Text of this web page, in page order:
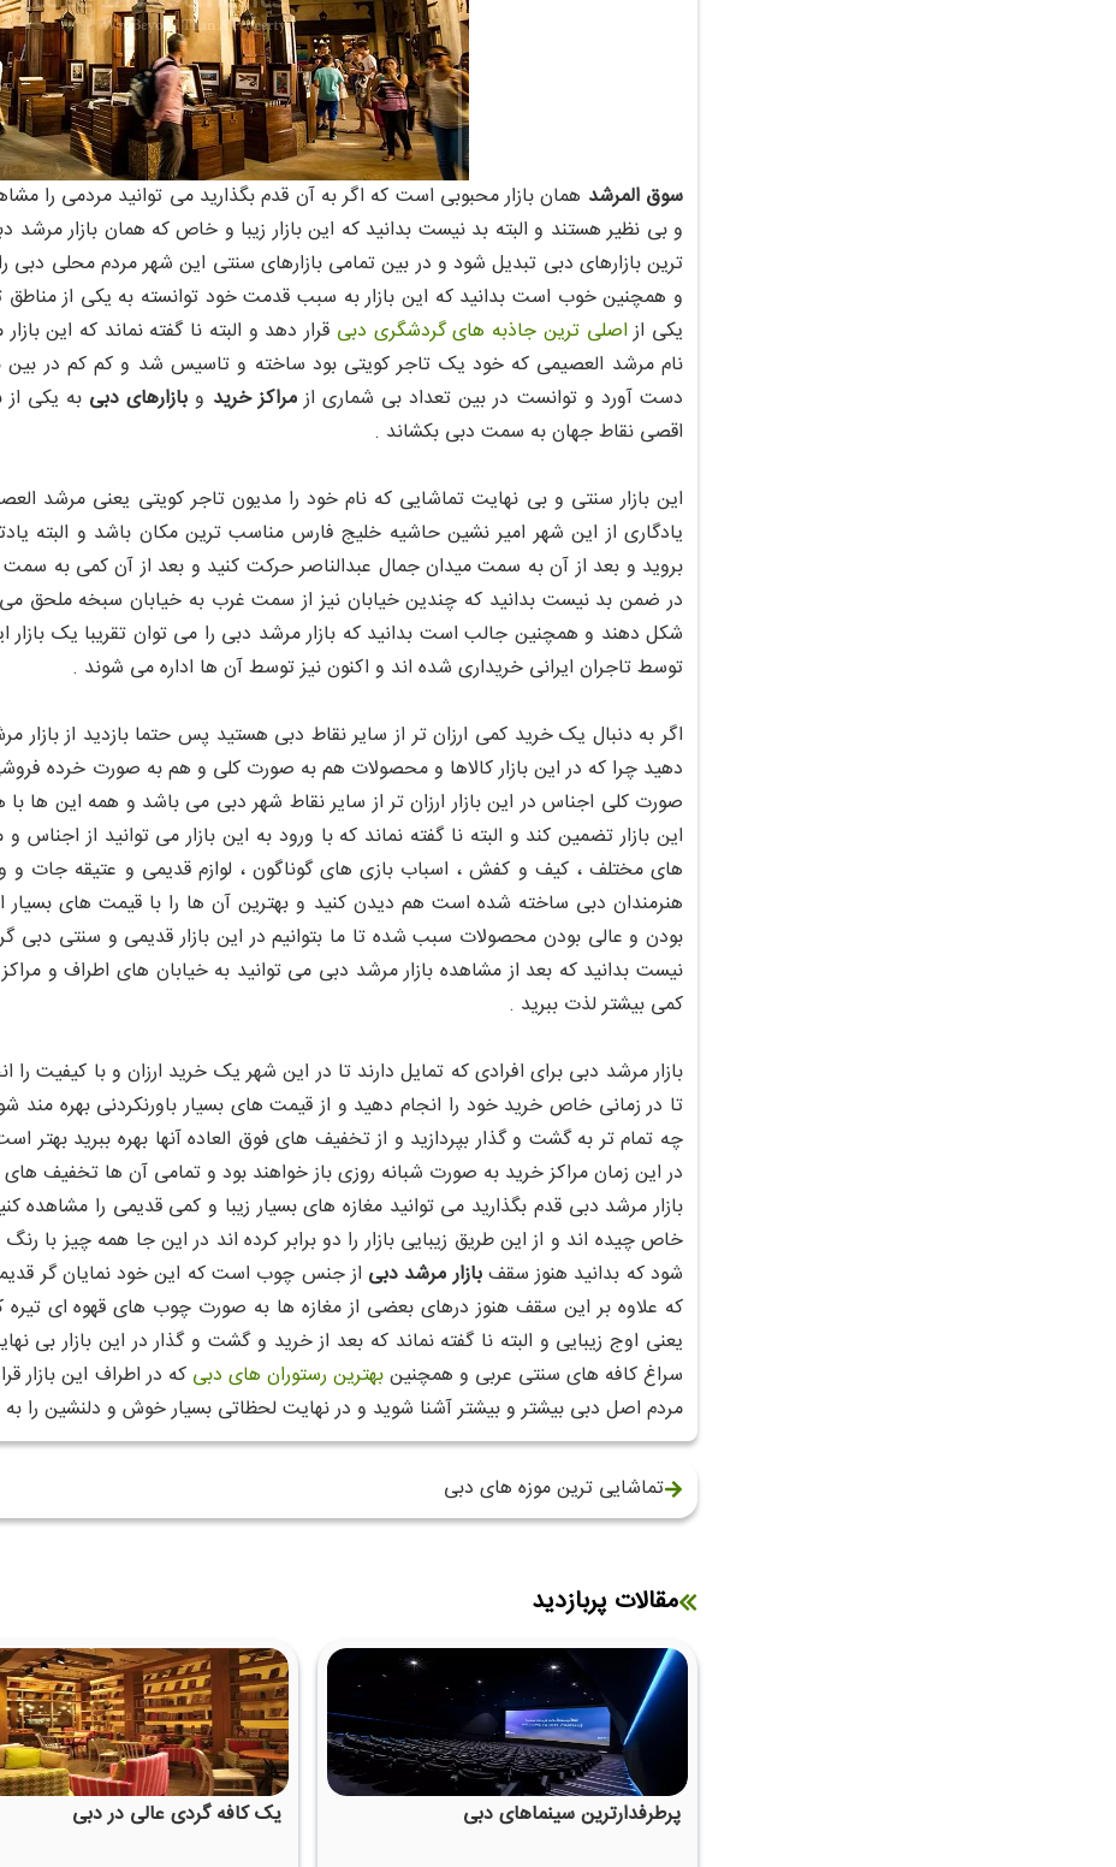
سوق المرشد همان بازار محبوبی است که اگر به آن قدم بگذارید می توانید مردمی را
و بی نظیر هستند و البته بد نیست بدانید که این بازار زیبا و خاص که همان بازار
ترین بازارهای دبی تبدیل شود و در بین تمامی بازارهای سنتی این شهر مردم محلی
و همچنین خوب است بدانید که این بازار به سبب قدمت خود توانسته به یکی از
یکی ازاصلی ترین جاذبه های گردشگری دبی قرار دهد و البته نا گفته نماند که این
نام مرشد العصیمی که خود یک تاجر کویتی بود ساخته و تاسیس شد و کم کم در بین
دست آورد و توانست در بین تعداد بی شماری ازمراکز خرید و بازارهای دبی به یکی از
اقصی نقاط جهان به سمت دبی بکشاند .
این بازار سنتی و بی نهایت تماشایی که نام خود را مدیون تاجر کویتی یعنی مرشد
یادگاری از این شهر امیر نشین حاشیه خلیج فارس مناسب ترین مکان باشد و البته
بروید و بعد از آن به سمت میدان جمال عبدالناصر حرکت کنید و بعد از آن کمی به
در ضمن بد نیست بدانید که چندین خیابان نیز از سمت غرب به خیابان سبخه ملحق می
شکل دهند و همچنین جالب است بدانید که بازار مرشد دبی را می توان تقریبا یک بازار
توسط تاجران ایرانی خریداری شده اند و اکنون نیز توسط آن ها اداره می شوند .
اگر به دنبال یک خرید کمی ارزان تر از سایر نقاط دبی هستید پس حتما بازدید از بازار
دهید چرا که در این بازار کالاها و محصولات هم به صورت کلی و هم به صورت خرده فروشی
صورت کلی اجناس در این بازار ارزان تر از سایر نقاط شهر دبی می باشد و همه این ها با
این بازار تضمین کند و البته نا گفته نماند که با ورود به این بازار می توانید از
های مختلف ، کیف و کفش ، اسباب بازی های گوناگون ، لوازم قدیمی و عتیقه جات و
هنرمندان دبی ساخته شده است هم دیدن کنید و بهترین آن ها را با قیمت های بسیار
بودن و عالی بودن محصولات سبب شده تا ما بتوانیم در این بازار قدیمی و سنتی دبی
نیست بدانید که بعد از مشاهده بازار مرشد دبی می توانید به خیابان های اطراف و
کمی بیشتر لذت ببرید .
بازار مرشد دبی برای افرادی که تمایل دارند تا در این شهر یک خرید ارزان و با کیفیت
تا در زمانی خاص خرید خود را انجام دهید و از قیمت های بسیار باورنکردنی بهره
چه تمام تر به گشت و گذار بپردازید و از تخفیف های فوق العاده آنها بهره ببرید بهتر
در این زمان مراکز خرید به صورت شبانه روزی باز خواهند بود و تمامی آن ها تخفیف های
بازار مرشد دبی قدم بگذارید می توانید مغازه های بسیار زیبا و کمی قدیمی را مشاهده
خاص چیده اند و از این طریق زیبایی بازار را دو برابر کرده اند در این جا همه چیز با
شود که بدانید هنوز سقفبازار مرشد دبی از جنس چوب است که این خود نمایان گر
که علاوه بر این سقف هنوز درهای بعضی از مغازه ها به صورت چوب های قهوه ای
یعنی اوج زیبایی و البته نا گفته نماند که بعد از خرید و گشت و گذار در این بازار بی
سراغ کافه های سنتی عربی و همچنینبهترین رستوران های دبی که در اطراف این بازار
مردم اصل دبی بیشتر و بیشتر آشنا شوید و در نهایت لحظاتی بسیار خوش و دلنشین را
تماشایی ترین موزه های دبی
مقالات پربازدید
پرطرفدارترین سینماهای دبی یک کافه گردی عالی در دبی